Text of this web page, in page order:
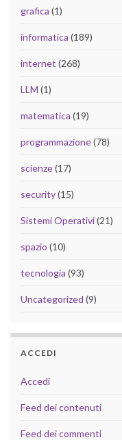
grafica (1)
informatica (189)
internet (268)
LLM (1)
matematica (19)
programmazione(78)
scienze(17)
security(15)
Sistemi Operativi(21)
spazio (10)
tecnologia (93)
Uncategorized (9)
ACCEDI
Accedi
Feed dei contenuti
Feed dei commenti